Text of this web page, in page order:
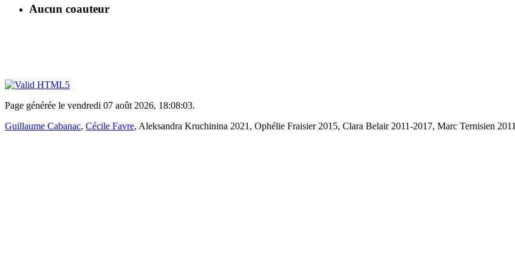
Aucun coauteur
Page générée le vendredi 07 août 2026, 18:08:03.
Guillaume Cabanac, Cécile Favre, Aleksandra Kruchinina 2021, Ophélie Fraisier 2015, Clara Belair 2011-2017, Marc Ternisien 2011